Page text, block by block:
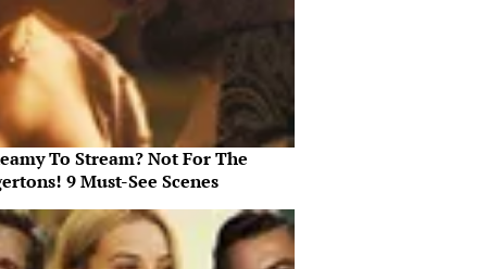
To Stream? Not For The
9 Must-See Scenes